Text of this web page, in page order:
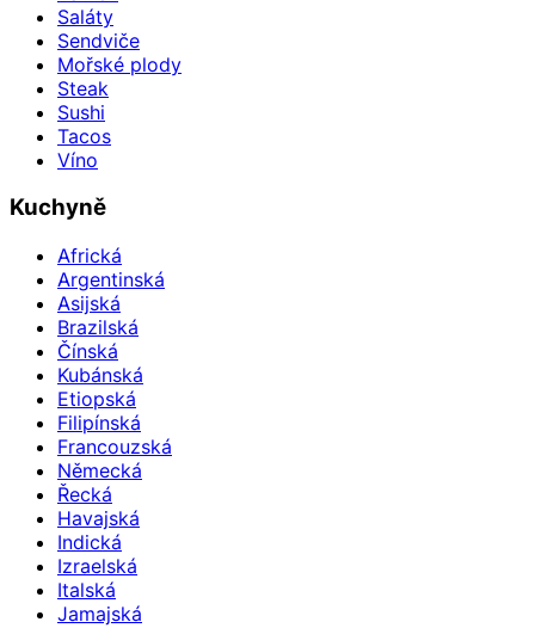
Saláty
Sendviče
Mořské plody
Steak
Sushi
Tacos
Víno
Kuchyně
Africká
Argentinská
Asijská
Brazilská
Čínská
Kubánská
Etiopská
Filipínská
Francouzská
Německá
Řecká
Havajská
Indická
Izraelská
Italská
Jamajská